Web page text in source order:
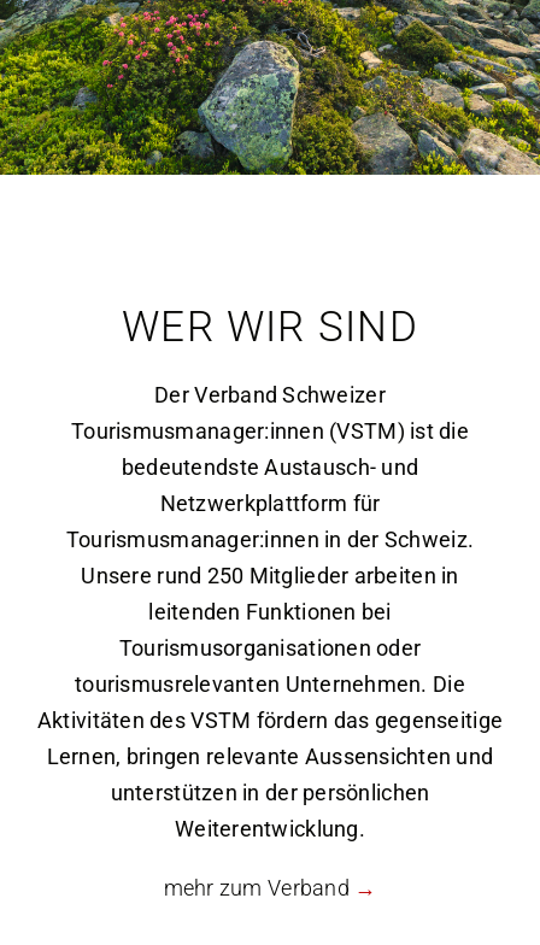
WER WIR SIND
Der Verband Schweizer
Tourismusmanager:innen (VSTM) ist die
bedeutendste Austausch- und
Netzwerkplattform für
Tourismusmanager:innen in der Schweiz.
Unsere rund 250 Mitglieder arbeiten in
leitenden Funktionen bei
Tourismusorganisationen oder
tourismusrelevanten Unternehmen. Die
Aktivitäten des VSTM fördern das gegenseitige
Lernen, bringen relevante Aussensichten und
unterstützen in der persönlichen
Weiterentwicklung.
mehr zum Verband